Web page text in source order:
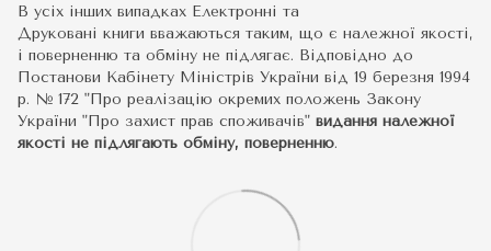
В усіх інших випадках Електронні та
Друковані книги вважаються таким, що є належної якості,
і поверненню та обміну не підлягає. Відповідно до
Постанови Кабінету Міністрів України від 19 березня 1994
р. № 172 "Про реалізацію окремих положень Закону
України "Про захист прав споживачів" видання належної
якості не підлягають обміну, поверненню.